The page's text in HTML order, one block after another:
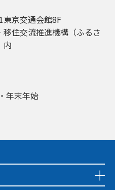
京交通会館8F
住交流推進機構（ふるさ
内
年末年始